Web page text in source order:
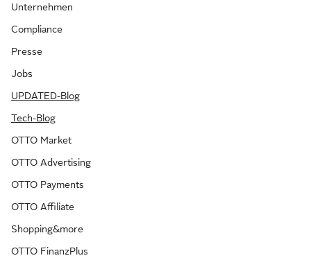
Unternehmen
Compliance
Presse
Jobs
UPDATED-Blog
Tech-Blog
OTTO Market
OTTO Advertising
OTTO Payments
OTTO Affiliate
Shopping&more
OTTO FinanzPlus